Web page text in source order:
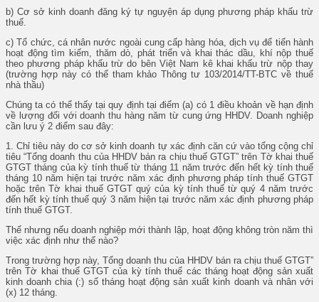
b) Cơ sở kinh doanh đăng ký tự nguyện áp dụng phương pháp khấu trừ
thuế.
c) Tổ chức, cá nhân nước ngoài cung cấp hàng hóa, dịch vụ để tiến hành
hoạt động tìm kiếm, thăm dò, phát triển và khai thác dầu, khí nộp thuế
theo phương pháp khấu trừ do bên Việt Nam kê khai khấu trừ nộp thay
(trường hợp này có thể tham khảo Thông tư 103/2014/TT-BTC về thuế
nhà thầu)
Chúng ta có thể thấy tại quy định tại điểm (a) có 1 điều khoản về hạn định
về lượng đối với doanh thu hàng năm từ cung ứng HHDV. Doanh nghiệp
cần lưu ý 2 điểm sau đây:
1. Chỉ tiêu này do cơ sở kinh doanh tự xác định căn cứ vào tổng cộng chỉ
tiêu “Tổng doanh thu của HHDV bán ra chịu thuế GTGT” trên Tờ khai thuế
GTGT tháng của kỳ tính thuế từ tháng 11 năm trước đến hết kỳ tính thuế
tháng 10 năm hiện tại trước năm xác định phương pháp tính thuế GTGT
hoặc trên Tờ khai thuế GTGT quý của kỳ tính thuế từ quý 4 năm trước
đến hết kỳ tính thuế quý 3 năm hiện tại trước năm xác định phương pháp
tính thuế GTGT.
Thế nhưng nếu doanh nghiệp mới thành lập, hoạt động không tròn năm thì
việc xác định như thế nào?
Trong trường hợp này, Tổng doanh thu của HHDV bán ra chịu thuế GTGT”
trên Tờ khai thuế GTGT của kỳ tính thuế các tháng hoạt động sản xuất
kinh doanh chia(:) số tháng hoạt động sản xuất kinh doanh và nhân với
(x) 12 tháng.